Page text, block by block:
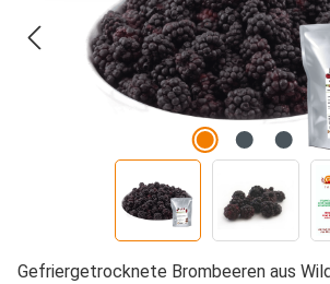
Gefriergetrocknete Brombeeren aus